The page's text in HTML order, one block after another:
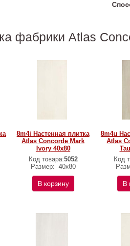
фабрики Atlas
8m4i Настенная плитка
Atlas Concorde Mark
Ivory 40x80
Код товара:5052
Размер: 40x80
В корзину
8m4u
Atlas
Код
В